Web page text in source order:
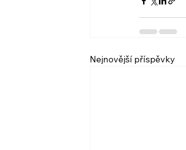
Nejnovější příspěvky